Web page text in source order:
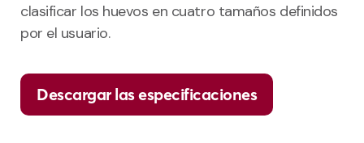
clasificar los huevos en cuatro tamaños definidos
por el usuario.
Descargar las especificaciones